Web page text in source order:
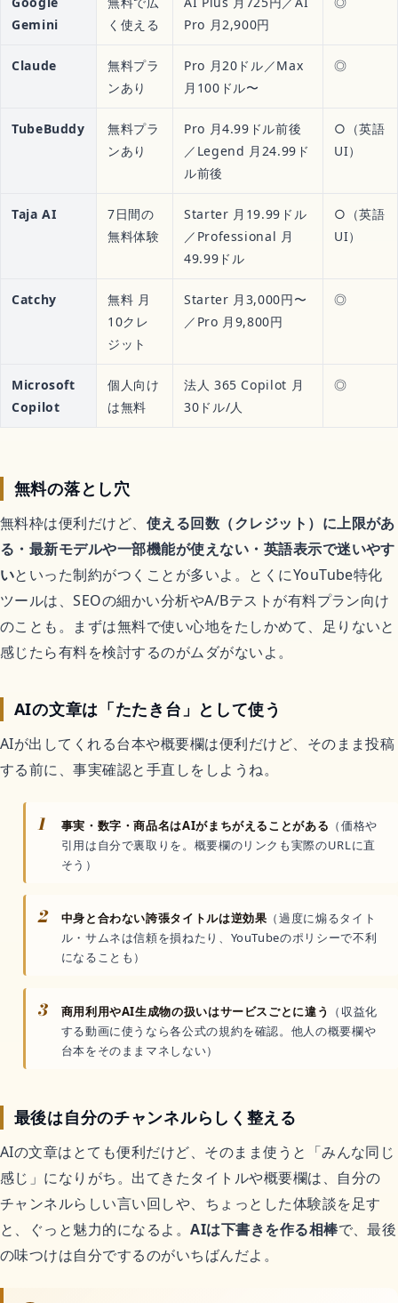
Gemini
く使える
Pro 月2,900円
Claude
無料プラ
ンあり
Pro 月20ドル／Max
月100ドル〜
◎
TubeBuddy
無料プラ
ンあり
Pro 月4.99ドル前後
／Legend 月24.99ド
ル前後
○（英語
UI）
Taja AI
7日間の
無料体験
Starter 月19.99ドル
／Professional 月
49.99ドル
○（英語
UI）
Catchy
無料 月
10クレ
ジット
Starter 月3,000円〜
／Pro 月9,800円
◎
Microsoft
Copilot
個人向け
は無料
法人 365 Copilot 月
30ドル/人
◎
無料の落とし穴
無料枠は便利だけど、 使える回数（クレジット）に上限があ
る・最新モデルや一部機能が使えない・英語表示で迷いやす
いといった制約がつくことが多いよ。とくにYouTube特化
ツールは、SEOの細かい分析やA/Bテストが有料プラン向け
のことも。まずは無料で使い心地をたしかめて、足りないと
感じたら有料を検討するのがムダがないよ。
AIの文章は「たたき台」として使う
AIが出してくれる台本や概要欄は便利だけど、そのまま投稿
する前に、事実確認と手直しをしようね。
1 事実・数字・商品名はAIがまちがえることがある （価格や
引用は自分で裏取りを。概要欄のリンクも実際のURLに直
そう）
2 中身と合わない誇張タイトルは逆効果 （過度に煽るタイト
ル・サムネは信頼を損ねたり、YouTubeのポリシーで不利
になることも）
3 商用利用やAI生成物の扱いはサービスごとに違う
（収益化
する動画に使うなら各公式の規約を確認。他人の概要欄や
台本をそのままマネしない）
最後は自分のチャンネルらしく整える
AIの文章はとても便利だけど、そのまま使うと「みんな同じ
感じ」になりがち。出てきたタイトルや概要欄は、自分の
チャンネルらしい言い回しや、ちょっとした体験談を足す
と、ぐっと魅力的になるよ。AIは下書きを作る相棒で、最後
の味つけは自分でするのがいちばんだよ。